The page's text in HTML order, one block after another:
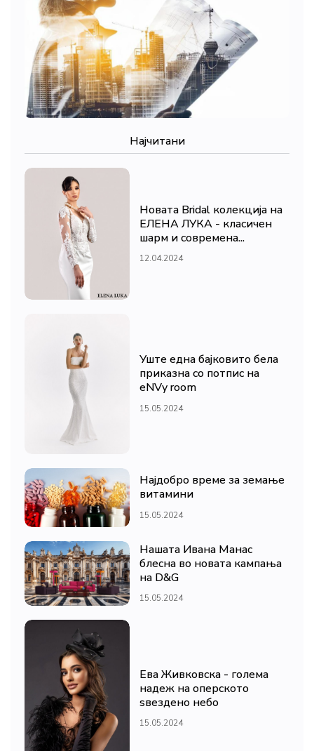
Најчитани
Новата Bridal колекција на
ЕЛЕНА ЛУКА - класичен
шарм и современа...
12.04.2024
Уште една бајковито бела
приказна со потпис на
eNVy room
15.05.2024
Најдобро време за земање
витамини
15.05.2024
Нашата Ивана Манас
блесна во новата кампања
на D&G
15.05.2024
Ева Живковска - голема
надеж на оперското
ѕвездено небо
15.05.2024